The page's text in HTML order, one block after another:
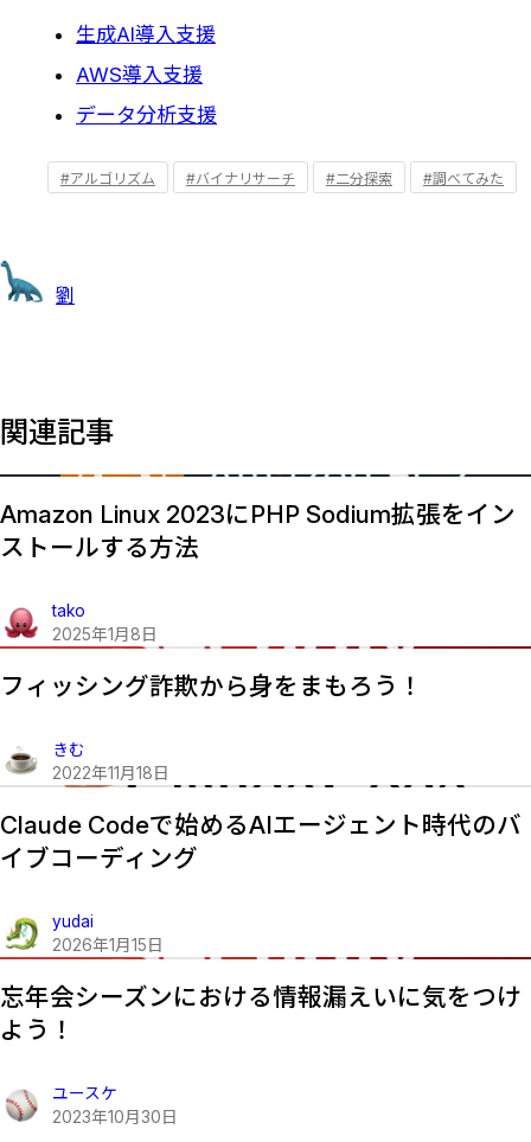
生成AI導入支援
AWS導入支援
データ分析支援
#アルゴリズム #バイナリサーチ #二分探索 #調べてみた
劉
関連記事
Amazon Linux 2023にPHP Sodium拡張をイン
ストールする方法
tako
2025年1月 8 日
フィッシング詐欺から身をまもろう！
きむ
2022年11月 18 日
Claude Codeで始めるAIエージェント時代のバ
イブコーディング
yudai
2026年1月 15 日
忘年会シーズンにおける情報漏えいに気をつけ
よう！
ユースケ
2023年10月 30 日